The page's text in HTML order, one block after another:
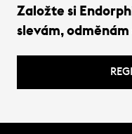
Založte si
slevám,